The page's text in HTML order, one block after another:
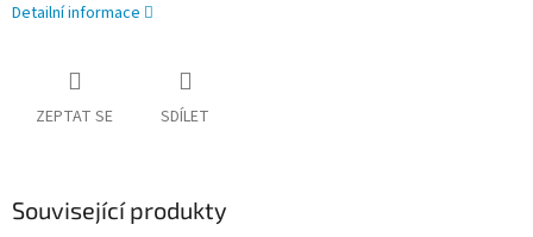
Detailní informace
ZEPTAT SE SDÍLET
Související produkty